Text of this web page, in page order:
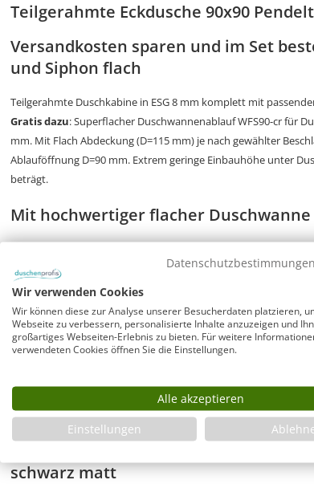
Teilgerahmte Eckdusche 90x90
Versandkosten sparen und im Set
und Siphon flach
Teilgerahmte Duschkabine in ESG 8 mm komplett mit
Gratis dazu: Superflacher Duschwannenablauf WFS90-cr für
mm. Mit Flach Abdeckung (D=115 mm) je nach gewählter
Ablauföffnung D=90 mm. Extrem geringe Einbauhöhe unter
beträgt.
Mit hochwertiger flacher
Superflache Duschwanne weiß in Höhe 35 mm
Sanitär-Mineralfaser-Verbundwerkstoff.
aufgrund der direkt auf der Unterseite
Duschtasse ist ein wesentlicher Montage-Vorteil.
Montagemöglichkeiten der
Die Duschwanne ist mit ihren exakten, nicht
geeignet. Auch teilversenkt im Boden, auf dem
Einbau möglich (siehe Zubehör).
Teilgerahmte Combia Eckdusche
schwarz matt
Datenschutzbestimmungen
Wir verwenden Cookies
Wir können diese zur Analyse unserer Besucherdaten platzieren,
Webseite zu verbessern, personalisierte Inhalte anzuzeigen und
großartiges Webseiten-Erlebnis zu bieten. Für weitere
verwendeten Cookies öffnen Sie die Einstellungen.
Alle akzeptieren
Einstellungen